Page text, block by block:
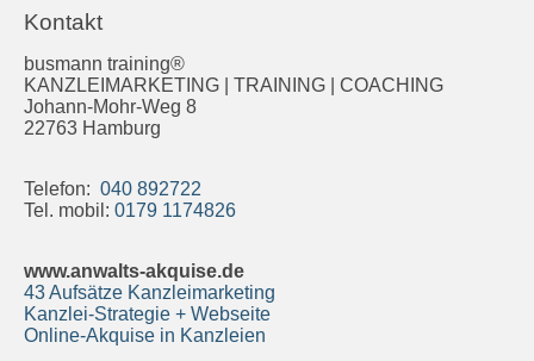
Kontakt
busmann training®
KANZLEIMARKETING | TRAINING | COACHING
Johann-Mohr-Weg 8
22763 Hamburg
Telefon: 040 892722
Tel. mobil: 0179 1174826
www.anwalts-akquise.de
43 Aufsätze Kanzleimarketing
Kanzlei-Strategie + Webseite
Online-Akquise in Kanzleien